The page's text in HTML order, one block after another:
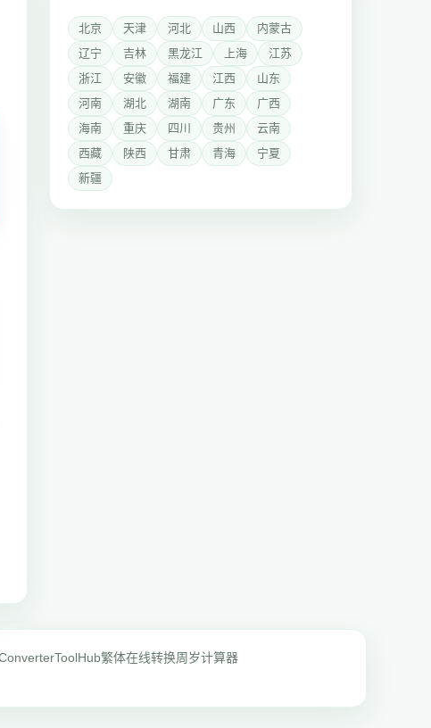
北京 天津 河北 山西
内蒙古
辽宁
吉林 黑龙江 上海
江苏
浙江
安徽 福建 江西
山东
河南
湖北 湖南 广东
广西
海南
重庆 四川 贵州
云南
西藏
陕西 甘肃 青海
宁夏
新疆
ToolHub繁体在线转换周岁计算器